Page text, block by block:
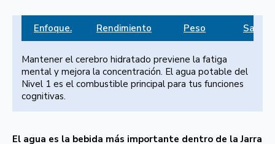
Enfoque. Rendimiento Peso Salud
Mantener el cerebro hidratado previene la fatiga
mental y mejora la concentración. El agua potable del
Nivel 1 es el combustible principal para tus funciones
cognitivas.
El agua es la bebida más importante dentro de la Jarra